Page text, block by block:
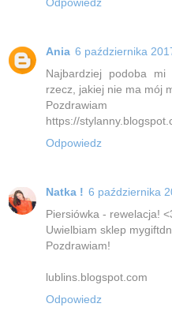
Odpowiedz
Ania 6 października
Najbardziej podoba
rzecz, jakiej nie ma mój
Pozdrawiam
https://
Odpowiedz
Natka ! 6 października
Piersiówka - rewelacja!
Uwielbiam sklep
Pozdrawiam!
lublins.blogspot.com
Odpowiedz